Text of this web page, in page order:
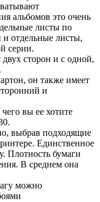
альбомов это очень
листы по
отдельные листы,
серии.
сторон и с одной,
он также имеет
и
вы ее хотите
выбрав подходящие
Единственное
Плотность бумаги
В среднем она
можно